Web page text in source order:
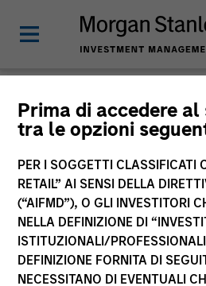
Prima di accedere
tra le opzioni
PER I SOGGETTI CLASSIFICATI
RETAIL” AI SENSI DELLA
(“AIFMD”), O GLI INVESTITORI
NELLA DEFINIZIONE DI
ISTITUZIONALI/
DEFINIZIONE FORNITA DI
NECESSITANO DI EVENTUALI
Morgan
Investment